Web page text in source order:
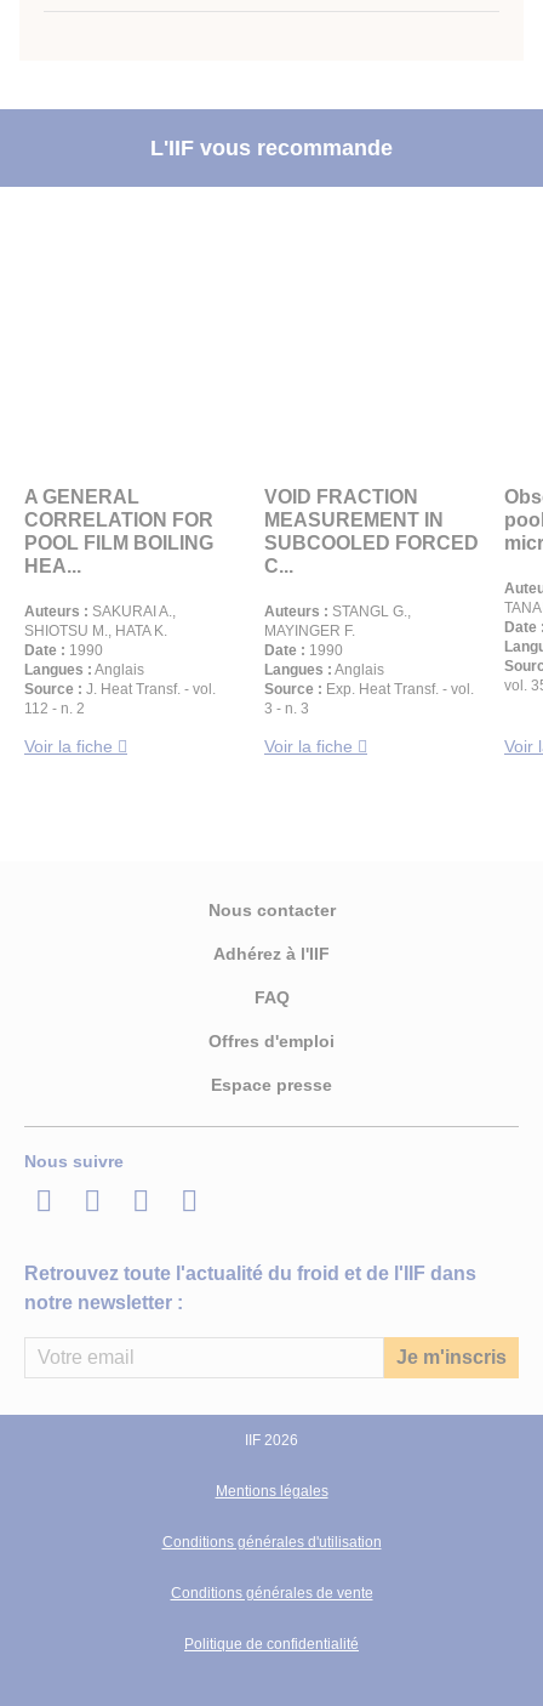
L'IIF vous recommande
A GENERAL
CORRELATION FOR
POOL FILM BOILING
HEA...
Auteurs : SAKURAI A.,
SHIOTSU M., HATA K.
Date : 1990
Langues : Anglais
Source : J. Heat Transf. - vol.
112 - n. 2
Voir la fiche
VOID FRACTION
MEASUREMENT IN
SUBCOOLED FORCED
C...
Auteurs : STANGL G.,
MAYINGER F.
Date : 1990
Langues : Anglais
Source : Exp. Heat Transf. - vol.
3 - n. 3
Voir la fiche
Date
vol.
Voir
Nous contacter
Adhérez à l'IIF
FAQ
Offres d'emploi
Espace presse
Nous suivre
LinkedInTwitterFacebook
Youtube
Retrouvez toute l'actualité du froid et de l'IIF dans
notre newsletter :
IIF 2026
Mentions légales
Conditions générales d'utilisation
Conditions générales de vente
Politique de confidentialité